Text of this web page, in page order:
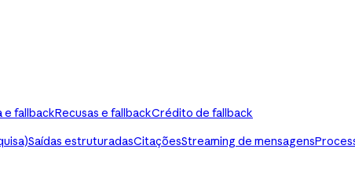
e fallbackRecusas e fallbackCrédito de fallback
Saídas estruturadasCitaçõesStreaming de mensagens